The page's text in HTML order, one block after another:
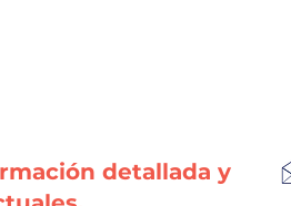
detallada y